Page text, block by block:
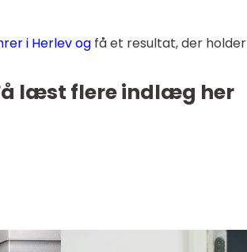
i Herlev og få et resultat, der
læst flere indlæg her